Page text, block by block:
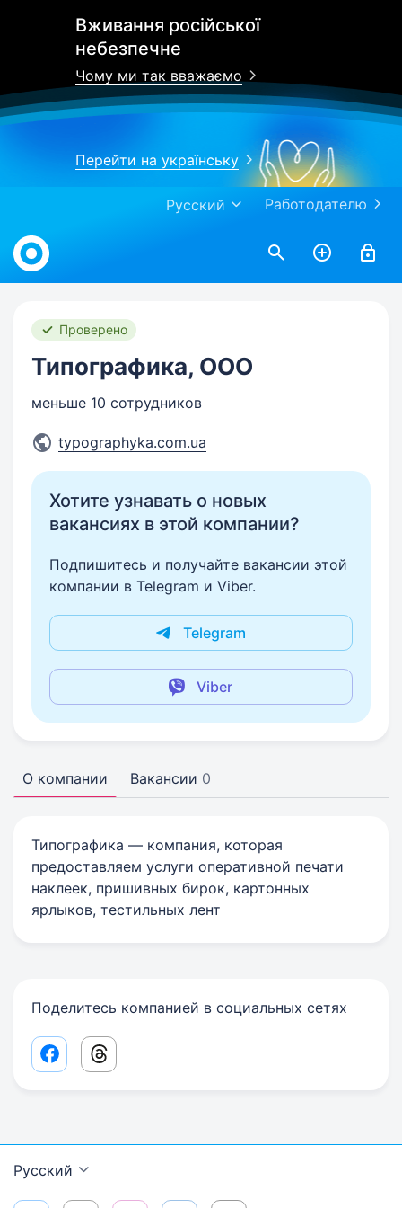
Вживання російської
небезпечне
Чому ми так вважаємо
Перейти на українську
Работодателю
Русский
Work.ua
Проверено
Типографика, ООО
меньше 10 сотрудников
typographyka.com.ua
Хотите узнавать о новых
вакансиях в этой компании?
Подпишитесь и получайте вакансии этой
компании в Telegram и Viber.
Telegram
Viber
О компании Вакансии 0
Типографика — компания, которая
предоставляем услуги оперативной печати
наклеек, пришивных бирок, картонных
ярлыков, тестильных лент
Поделитесь компанией в социальных сетях
Facebook share link
Threads share link
Русский